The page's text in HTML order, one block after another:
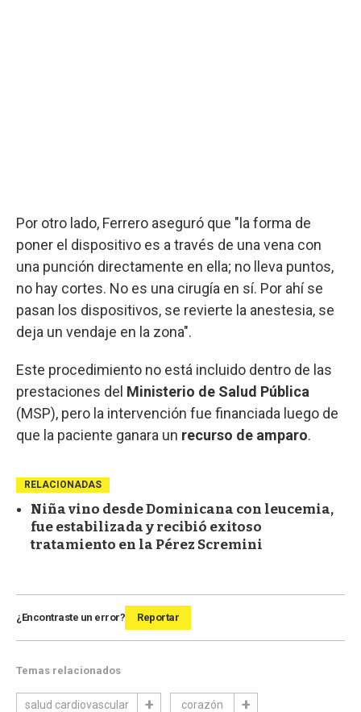
Por otro lado, Ferrero aseguró que "la forma de
poner el dispositivo es a través de una vena con
una punción directamente en ella; no lleva puntos,
no hay cortes. No es una cirugía en sí. Por ahí se
pasan los dispositivos, se revierte la anestesia, se
deja un vendaje en la zona".
Este procedimiento no está incluido dentro de las
prestaciones del Ministerio de Salud Pública
(MSP), pero la intervención fue financiada luego de
que la paciente ganara un recurso de amparo.
RELACIONADAS
Niña vino desde Dominicana con leucemia,
fue estabilizada y recibió exitoso
tratamiento en la Pérez Scremini
¿Encontraste un error? Reportar
Temas relacionados
salud cardiovascular corazón